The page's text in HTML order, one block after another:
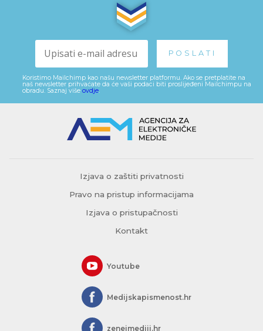
Koristimo Mailchimp kao našu newsletter platformu. Ako se pretplatite na
naš newsletter prihvaćate da će vaši podaci biti proslijeđeni Mailchimpu na
obradu. Saznaj više ovdje
Izjava o zaštiti privatnosti
Pravo na pristup informacijama
Izjava o pristupačnosti
Kontakt
Youtube
Medijskapismenost.hr
zeneimediji.hr